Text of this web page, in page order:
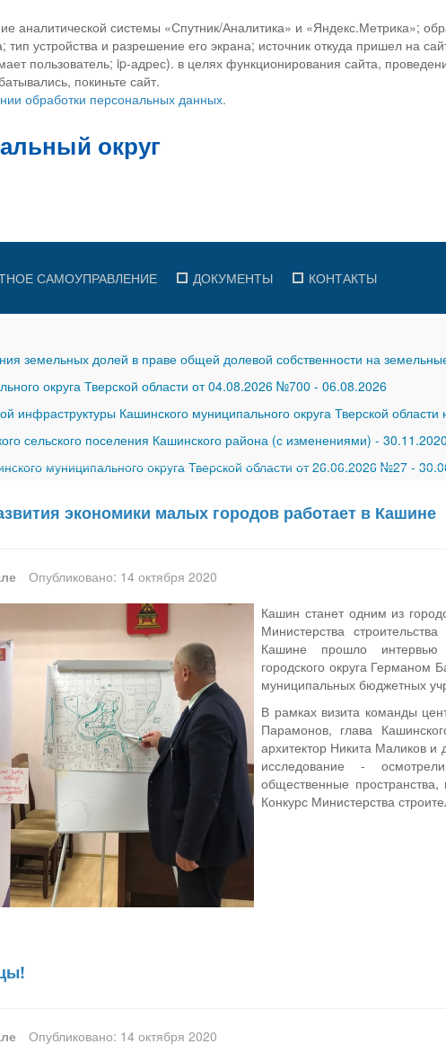
аналитической системы «Спутник/Аналитика» и «Яндекс.Метрика»;
устройства и разрешение его экрана; источник откуда пришел на
пользователь; ip-адрес). в целях функционирования сайта,
покиньте сайт.
обработки персональных данных.
САМОУПРАВЛЕНИЕ ДОКУМЕНТЫ КОНТАКТЫ
земельных долей в праве общей долевой собственности на
округа Тверской области от 04.08.2026 №700 - 06.08.2026
Кашинского муниципального округа Тверской
сельского поселения Кашинского района (с изменениями) - 30.11.2020
муниципального округа Тверской области от 26.06.2026 №27 -
экономики малых городов работает в Кашине
Опубликовано: 14 октября 2020
Кашин станет одним из
Министерства
Кашине прошло интервью
городского округа Германом
муниципальных бюджетных
В рамках визита команды
Парамонов, глава
архитектор Никита Маликов и
исследование -
общественные
Конкурс Министерства
Опубликовано: 14 октября 2020